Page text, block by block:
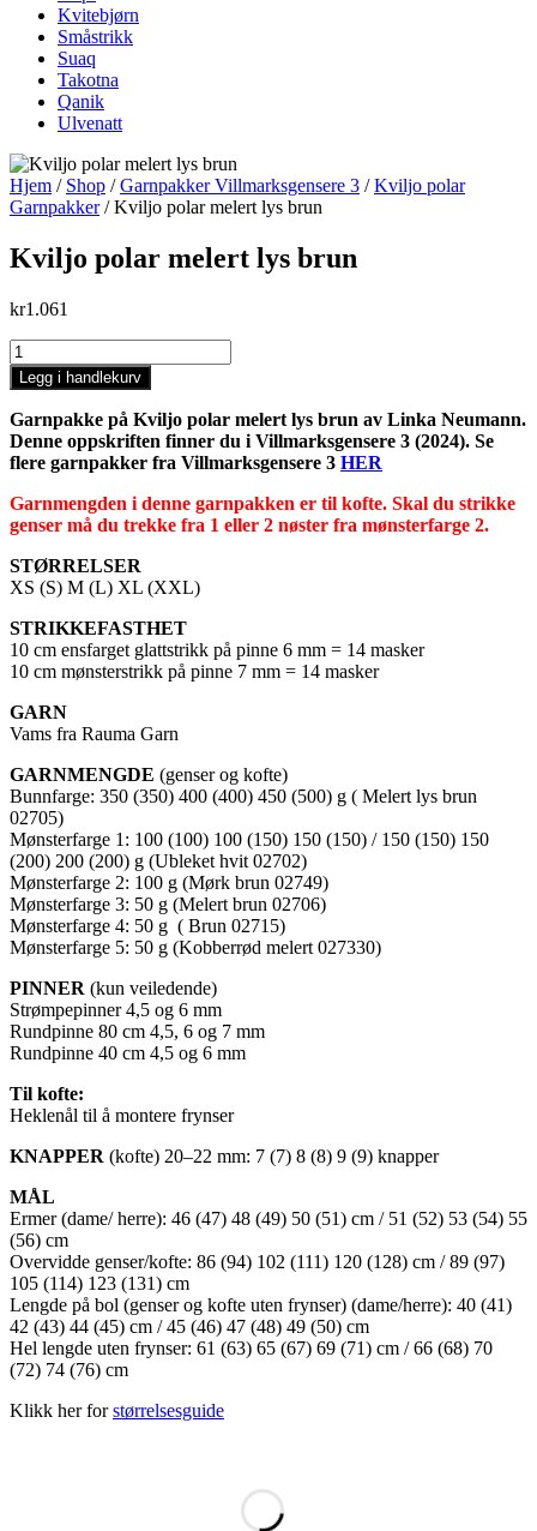
Kvitebjørn
Småstrikk
Suaq
Takotna
Qanik
Ulvenatt
Hjem / Shop /Garnpakker Villmarksgensere 3 /Kviljo polar
Garnpakker/ Kviljo polar melert lys brun
Kviljo polar melert lys brun
kr1.061
Kviljo
polar
melert
lys
brun
antall
Legg i handlekurv
Garnpakke på Kviljo polar melert lys brun av Linka Neumann.
Denne oppskriften finner du i Villmarksgensere 3 (2024). Se
flere garnpakker fra Villmarksgensere 3 HER
Garnmengden i denne garnpakken er til kofte. Skal du strikke
genser må du trekke fra 1 eller 2 nøster fra mønsterfarge 2.
STØRRELSER
XS (S) M (L) XL (XXL)
STRIKKEFASTHET
10 cm ensfarget glattstrikk på pinne 6 mm = 14 masker
10 cm mønsterstrikk på pinne 7 mm = 14 masker
GARN
Vams fra Rauma Garn
GARNMENGDE (genser og kofte)
Bunnfarge: 350 (350) 400 (400) 450 (500) g ( Melert lys brun
02705)
Mønsterfarge 1: 100 (100) 100 (150) 150 (150) / 150 (150) 150
(200) 200 (200) g (Ubleket hvit 02702)
Mønsterfarge 2: 100 g (Mørk brun 02749)
Mønsterfarge 3: 50 g (Melert brun 02706)
Mønsterfarge 4: 50 g ( Brun 02715)
Mønsterfarge 5: 50 g (Kobberrød melert 027330)
PINNER (kun veiledende)
Strømpepinner 4,5 og 6 mm
Rundpinne 80 cm 4,5, 6 og 7 mm
Rundpinne 40 cm 4,5 og 6 mm
Til kofte:
Heklenål til å montere frynser
KNAPPER (kofte) 20–22 mm: 7 (7) 8 (8) 9 (9) knapper
MÅL
Ermer (dame/ herre): 46 (47) 48 (49) 50 (51) cm / 51 (52) 53 (54) 55
(56) cm
Overvidde genser/kofte: 86 (94) 102 (111) 120 (128) cm / 89 (97)
105 (114) 123 (131) cm
Lengde på bol (genser og kofte uten frynser) (dame/herre): 40 (41)
42 (43) 44 (45) cm / 45 (46) 47 (48) 49 (50) cm
Hel lengde uten frynser: 61 (63) 65 (67) 69 (71) cm / 66 (68) 70
(72) 74 (76) cm
Klikk her forstørrelsesguide